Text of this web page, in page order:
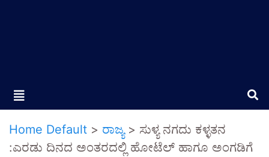
Home Default > ರಾಜ್ಯ> ಸುಳ್ಯ ನಗದು ಕಳ್ಳತನ
:ಎರಡು ದಿನದ ಅಂತರದಲ್ಲಿ ಹೋಟೆಲ್ ಹಾಗೂ ಅಂಗಡಿಗೆ